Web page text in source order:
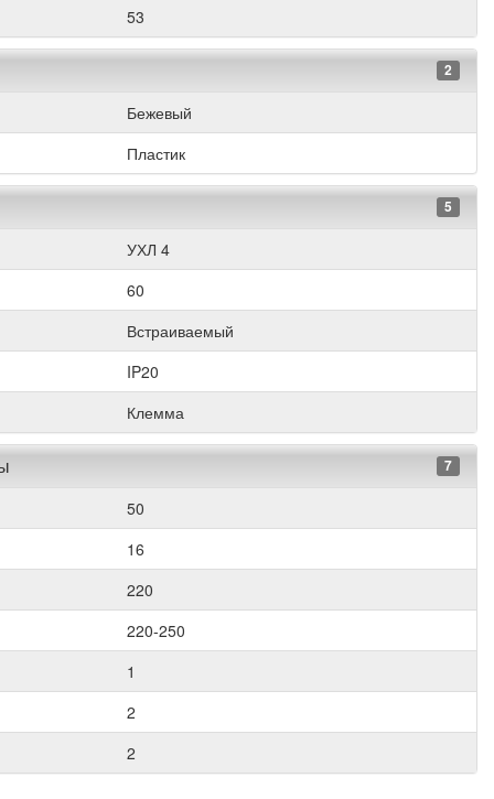
53
2
Бежевый
Пластик
5
УХЛ 4
60
Встраиваемый
IP20
Клемма
7
50
16
220
220-250
1
2
2